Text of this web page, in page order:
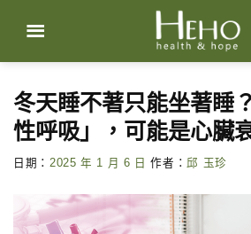
content
冬天睡不著只能坐著睡
性呼吸」，可能是心臟
日期： 2025 年 1 月 6 日 作者： 邱 玉珍